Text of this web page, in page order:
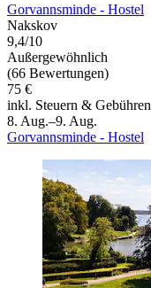
Gorvannsminde - Hostel
Nakskov
9,4/10
Außergewöhnlich
(66 Bewertungen)
75 €
inkl. Steuern & Gebühren
8. Aug.–9. Aug.
Gorvannsminde - Hostel